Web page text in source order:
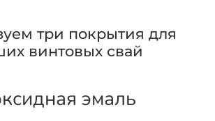
три покрытия для
винтовых свай
эмаль